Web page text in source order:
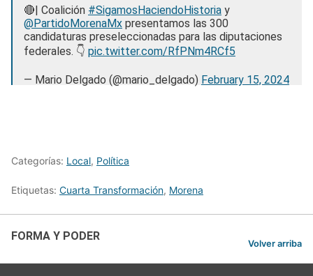
🔴| Coalición #SigamosHaciendoHistoria y
@PartidoMorenaMx presentamos las 300
candidaturas preseleccionadas para las diputaciones
federales. 👇 pic.twitter.com/RfPNm4RCf5
— Mario Delgado (@mario_delgado) February 15, 2024
Categorías: Local, Política
Etiquetas: Cuarta Transformación, Morena
FORMA Y PODER
Volver arriba